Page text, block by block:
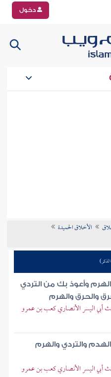
دخول
الأخلاق الحميدة
وأعوذ بك من التردي
والحرق والهرم
أبي اليسر الأنصاري كعب بن عمرو
والتردي والهرم
أبي اليسر الأنصاري كعب بن عمرو